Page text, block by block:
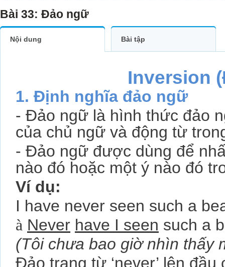
Bài 33: Đảo ngữ
Nội dung Bài tập
Inversion
1. Định nghĩa đảo ngữ
- Đảo ngữ là hình thức đảo
của chủ ngữ và động từ
- Đảo ngữ được dùng để
nào đó hoặc một ý nào đó
Ví dụ:
I have never seen such a
à Never have I seen such a
(Tôi chưa bao giờ nhìn thấy
Đảo trạng từ ‘never’ lên